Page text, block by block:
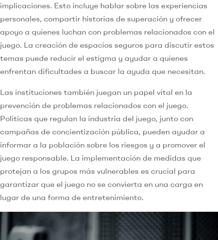
implicaciones. Esto incluye hablar sobre las experiencias
personales, compartir historias de superación y ofrecer
apoyo a quienes luchan con problemas relacionados con el
juego. La creación de espacios seguros para discutir estos
temas puede reducir el estigma y ayudar a quienes
enfrentan dificultades a buscar la ayuda que necesitan.
Las instituciones también juegan un papel vital en la
prevención de problemas relacionados con el juego.
Políticas que regulan la industria del juego, junto con
campañas de concientización pública, pueden ayudar a
informar a la población sobre los riesgos y a promover el
juego responsable. La implementación de medidas que
protejan a los grupos más vulnerables es crucial para
garantizar que el juego no se convierta en una carga en
lugar de una forma de entretenimiento.